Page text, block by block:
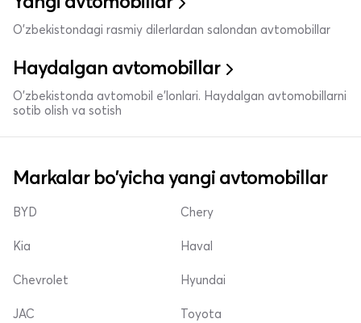
O'zbekistondagi rasmiy dilerlardan salondan avtomobillar
Haydalgan avtomobillar
O'zbekistonda avtomobil e’lonlari. Haydalgan avtomobillarni
sotib olish va sotish
Markalar bo'yicha yangi avtomobillar
BYD
Kia
Chevrolet
Chery
Haval
Hyundai
JAC Toyota